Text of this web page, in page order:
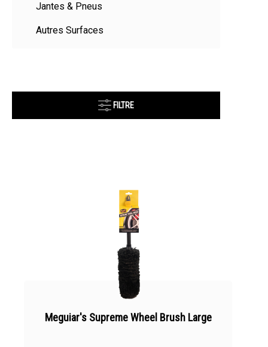
Jantes & Pneus
Autres Surfaces
FILTRE
Meguiar's Supreme Wheel Brush Large